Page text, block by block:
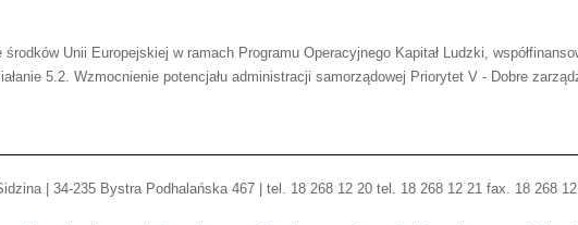
środków Unii Europejskiej w ramach Programu Operacyjnego Kapitał Ludzki,
5.2. Wzmocnienie potencjału administracji samorządowej Priorytet V - Dobre
| 34-235 Bystra Podhalańska 467 | tel. 18 268 12 20 tel. 18 268 12 21 fax. 18 268 12